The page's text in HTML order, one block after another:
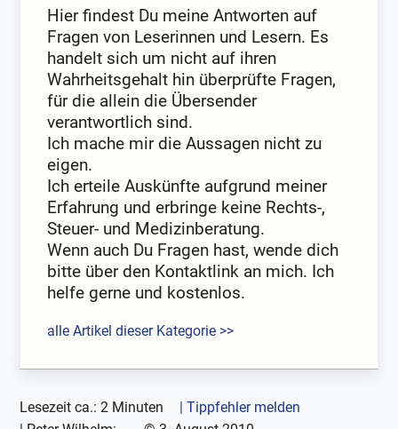
Hier findest Du meine Antworten auf
Fragen von Leserinnen und Lesern. Es
handelt sich um nicht auf ihren
Wahrheitsgehalt hin überprüfte Fragen,
für die allein die Übersender
verantwortlich sind.
Ich mache mir die Aussagen nicht zu
eigen.
Ich erteile Auskünfte aufgrund meiner
Erfahrung und erbringe keine Rechts-,
Steuer- und Medizinberatung.
Wenn auch Du Fragen hast, wende dich
bitte über den Kontaktlink an mich. Ich
helfe gerne und kostenlos.
alle Artikel dieser Kategorie >>
Lesezeit ca.: 2 Minuten
| Tippfehler melden